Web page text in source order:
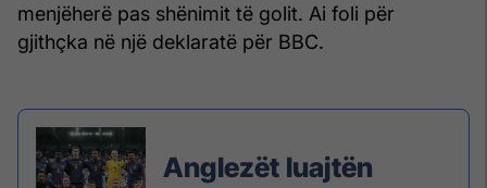
menjëherë pas shënimit të golit. Ai foli për
gjithçka në një deklaratë për BBC.
Anglezët luajtën